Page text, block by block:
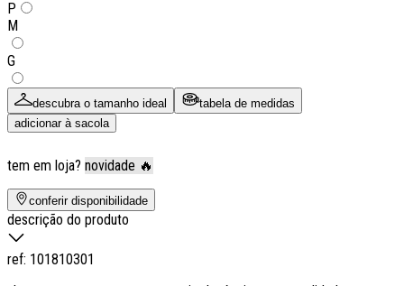
P
M
G
descubra o tamanho ideal
tabela de medidas
adicionar à sacola
tem em loja? novidade 🔥
conferir disponibilidade
descrição do produto
ref: 101810301